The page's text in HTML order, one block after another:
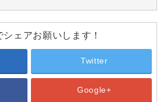
ェアお願いします！
Twitter
Google+